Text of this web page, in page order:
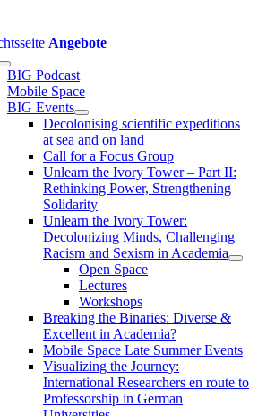
Angebote
BIG Podcast
Mobile Space
BIG Events
Decolonising scientific expeditions
at sea and on land
Call for a Focus Group
Unlearn the Ivory Tower – Part II:
Rethinking Power, Strengthening
Solidarity
Unlearn the Ivory Tower:
Decolonizing Minds, Challenging
Racism and Sexism in Academia
Open Space
Lectures
Workshops
Breaking the Binaries: Diverse &
Excellent in Academia?
Mobile Space Late Summer Events
Visualizing the Journey:
International Researchers en route to
Professorship in German